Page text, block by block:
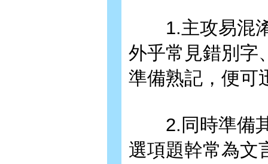
1.主攻易混淆
外乎常見錯別字
準備熟記，便可
2.同時準備其
選項題幹常為文